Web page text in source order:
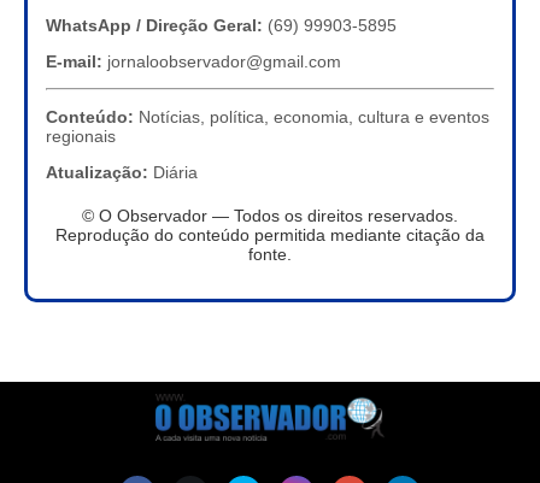
WhatsApp / Direção Geral: (69) 99903-5895
E-mail: jornaloobservador@gmail.com
Conteúdo: Notícias, política, economia, cultura e eventos
regionais
Atualização: Diária
© O Observador — Todos os direitos reservados.
Reprodução do conteúdo permitida mediante citação da
fonte.